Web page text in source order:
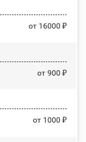
от 16000 ₽
от 900 ₽
от 1000 ₽